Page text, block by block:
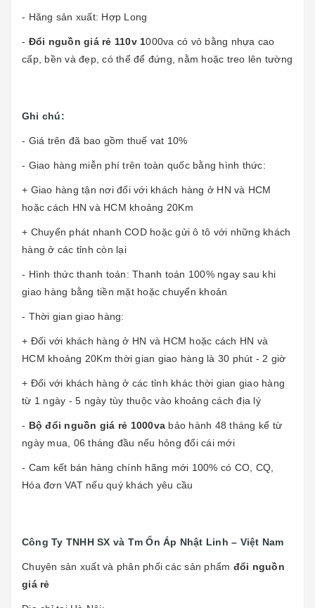
- Hãng sản xuất: Hợp Long
- Đổi nguồn giá rẻ 110v 1000va có vỏ bằng nhựa cao
cấp, bền và đẹp, có thể để đứng, nằm hoặc treo lên tường
Ghi chú:
- Giá trên đã bao gồm thuế vat 10%
- Giao hàng miễn phí trên toàn quốc bằng hình thức:
+ Giao hàng tận nơi đối với khách hàng ở HN và HCM
hoặc cách HN và HCM khoảng 20Km
+ Chuyển phát nhanh COD hoặc gửi ô tô với những khách
hàng ở các tỉnh còn lại
- Hình thức thanh toán: Thanh toán 100% ngay sau khi
giao hàng bằng tiền mặt hoặc chuyển khoản
- Thời gian giao hàng:
+ Đối với khách hàng ở HN và HCM hoặc cách HN và
HCM khoảng 20Km thời gian giao hàng là 30 phút - 2 giờ
+ Đối với khách hàng ở các tỉnh khác thời gian giao hàng
từ 1 ngày - 5 ngày tùy thuộc vào khoảng cách địa lý
- Bộ đổi nguồn giá rẻ 1000va bảo hành 48 tháng kể từ
ngày mua, 06 tháng đầu nếu hỏng đổi cái mới
- Cam kết bán hàng chính hãng mới 100% có CO, CQ,
Hóa đơn VAT nếu quý khách yêu cầu
Công Ty TNHH SX và Tm Ổn Áp Nhật Linh – Việt Nam
Chuyên sản xuất và phân phối các sản phẩm đổi nguồn
giá rẻ